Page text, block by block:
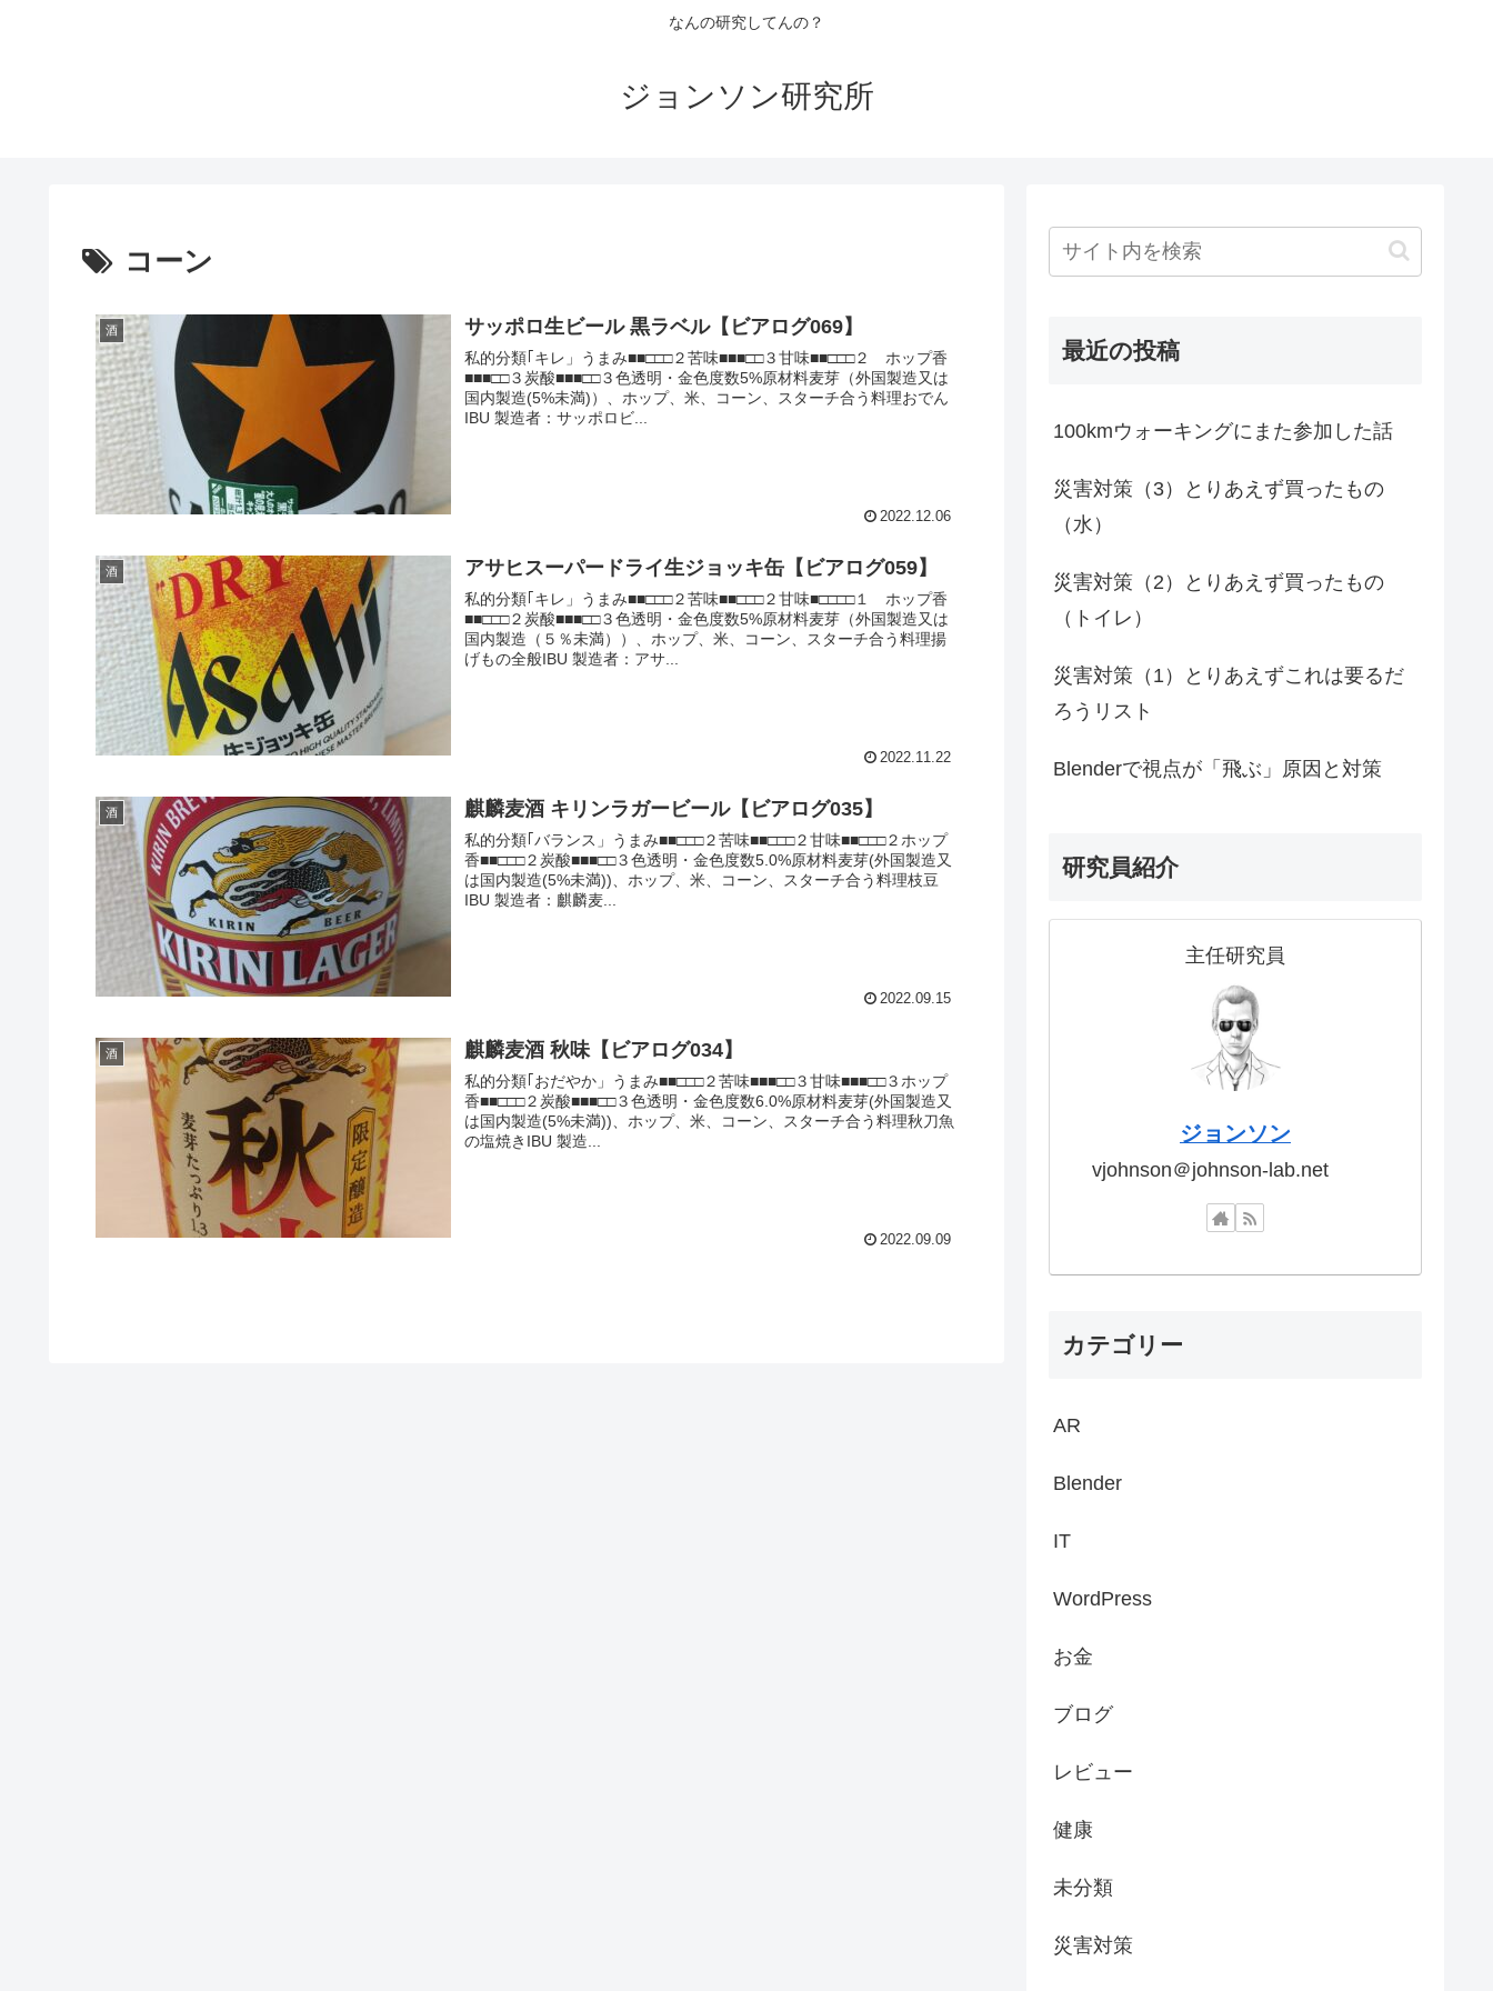
なんの研究してんの？
ジョンソン研究所
コーン
酒 サッポロ生ビール 黒ラベル【ビアログ069】
私的分類｢キレ」うまみ■■□□□２苦味■■■□□３甘味■■□□□２ ホップ香
■■■□□３炭酸■■■□□３色透明・金色度数5%原材料麦芽（外国製造又は
国内製造(5%未満)）、ホップ、米、コーン、スターチ合う料理おでん
IBU 製造者：サッポロビ...
2022.12.06
酒 アサヒスーパードライ生ジョッキ缶【ビアログ059】
私的分類｢キレ」うまみ■■□□□２苦味■■□□□２甘味■□□□□１ ホップ香
■■□□□２炭酸■■■□□３色透明・金色度数5%原材料麦芽（外国製造又は
国内製造（５％未満））、ホップ、米、コーン、スターチ合う料理揚
げもの全般IBU 製造者：アサ...
2022.11.22
酒 麒麟麦酒 キリンラガービール【ビアログ035】
私的分類｢バランス」うまみ■■□□□２苦味■■□□□２甘味■■□□□２ホップ
香■■□□□２炭酸■■■□□３色透明・金色度数5.0%原材料麦芽(外国製造又
は国内製造(5%未満))、ホップ、米、コーン、スターチ合う料理枝豆
IBU 製造者：麒麟麦...
2022.09.15
酒 麒麟麦酒 秋味【ビアログ034】
私的分類｢おだやか」うまみ■■□□□２苦味■■■□□３甘味■■■□□３ホップ
香■■□□□２炭酸■■■□□３色透明・金色度数6.0%原材料麦芽(外国製造又
は国内製造(5%未満))、ホップ、米、コーン、スターチ合う料理秋刀魚
の塩焼きIBU 製造...
2022.09.09
最近の投稿
100kmウォーキングにまた参加した話
災害対策（3）とりあえず買ったもの
（水）
災害対策（2）とりあえず買ったもの
（トイレ）
災害対策（1）とりあえずこれは要るだ
ろうリスト
Blenderで視点が「飛ぶ」原因と対策
研究員紹介
主任研究員
ジョンソン
vjohnson＠johnson-lab.net
カテゴリー
AR
Blender
IT
WordPress
お金
ブログ
レビュー
健康
未分類
災害対策